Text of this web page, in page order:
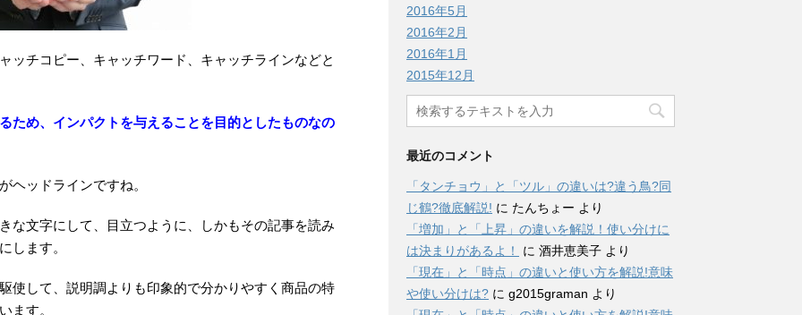
ッチコピー、キャッチワード、キャッチラインなどと
ため、インパクトを与えることを目的としたものなの
ヘッドラインですね。
な文字にして、目立つように、しかもその記事を読み
します。
使して、説明調よりも印象的で分かりやすく商品の特
ます。
2016年5月
2016年2月
2016年1月
2015年12月
最近のコメント
「タンチョウ」と「ツル」の違いは?違う鳥?同
じ鶴?徹底解説! に たんちょー より
「増加」と「上昇」の違いを解説！使い分けに
は決まりがあるよ！
に 酒井恵美子 より
「現在」と「時点」の違いと使い方を解説!意味
や使い分けは? に g2015graman より